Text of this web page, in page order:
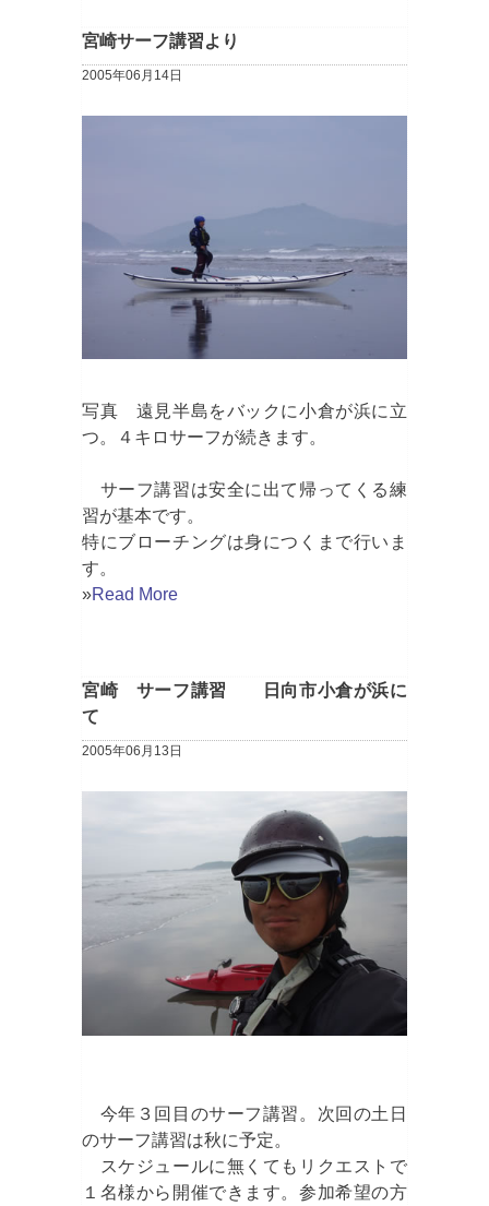
宮崎サーフ講習より
2005年06月14日
写真 遠見半島をバックに小倉が浜に立
つ。４キロサーフが続きます。
サーフ講習は安全に出て帰ってくる練
習が基本です。
特にブローチングは身につくまで行いま
す。
»Read More
宮崎 サーフ講習 日向市小倉が浜に
て
2005年06月13日
今年３回目のサーフ講習。次回の土日
のサーフ講習は秋に予定。
スケジュールに無くてもリクエストで
１名様から開催できます。参加希望の方